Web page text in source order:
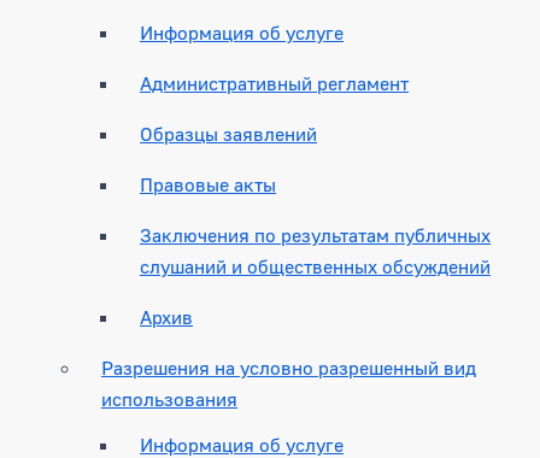
Информация об услуге
Административный регламент
Образцы заявлений
Правовые акты
Заключения по результатам публичных
слушаний и общественных обсуждений
Архив
Разрешения на условно разрешенный вид
использования
Информация об услуге